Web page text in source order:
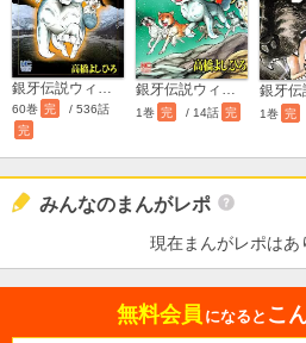
60巻 完
/ 536話
完
1巻 完 / 14話 完
銀牙伝
1巻 完
みんなのまんがレポ
現在まんがレポはあ
無料会員 になると こ